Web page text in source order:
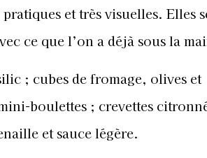
et très visuelles. Elles
ce que l’on a déjà sous la
; cubes de fromage, olives et
boulettes ; crevettes
et sauce légère.